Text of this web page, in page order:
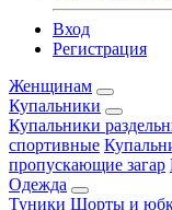
Вход
Регистрация
Женщинам
Купальники
Купальники
спортивные
пропускающие загар
Одежда
Туники Шорты и